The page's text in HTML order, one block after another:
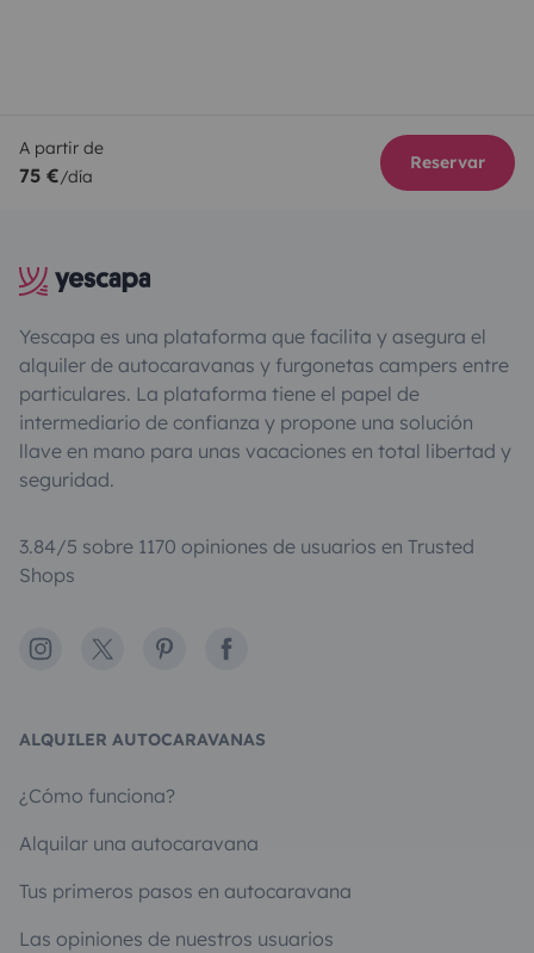
A partir de
75 €/día
Reservar
Yescapa es una plataforma que facilita y asegura el
alquiler de autocaravanas y furgonetas campers entre
particulares. La plataforma tiene el papel de
intermediario de confianza y propone una solución
llave en mano para unas vacaciones en total libertad y
seguridad.
3.84/5 sobre 1170 opiniones de usuarios en Trusted
Shops
Instagram
X PinterestFacebook
ALQUILER AUTOCARAVANAS
¿Cómo funciona?
Alquilar una autocaravana
Tus primeros pasos en autocaravana
Las opiniones de nuestros usuarios